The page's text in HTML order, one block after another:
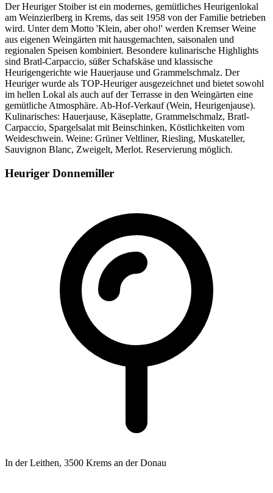
Der Heuriger Stoiber ist ein modernes, gemütliches Heurigenlokal
am Weinzierlberg in Krems, das seit 1958 von der Familie betrieben
wird. Unter dem Motto 'Klein, aber oho!' werden Kremser Weine
aus eigenen Weingärten mit hausgemachten, saisonalen und
regionalen Speisen kombiniert. Besondere kulinarische Highlights
sind Bratl-Carpaccio, süßer Schafskäse und klassische
Heurigengerichte wie Hauerjause und Grammelschmalz. Der
Heuriger wurde als TOP-Heuriger ausgezeichnet und bietet sowohl
im hellen Lokal als auch auf der Terrasse in den Weingärten eine
gemütliche Atmosphäre. Ab-Hof-Verkauf (Wein, Heurigenjause).
Kulinarisches: Hauerjause, Käseplatte, Grammelschmalz, Bratl-
Carpaccio, Spargelsalat mit Beinschinken, Köstlichkeiten vom
Weideschwein. Weine: Grüner Veltliner, Riesling, Muskateller,
Sauvignon Blanc, Zweigelt, Merlot. Reservierung möglich.
Heuriger Donnemiller
In der Leithen, 3500 Krems an der Donau